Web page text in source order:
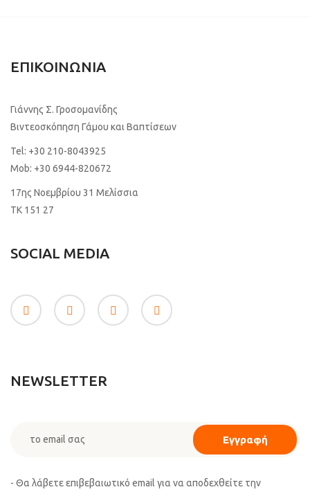
ΕΠΙΚΟΙΝΩΝΙΑ
Γιάννης Σ. Γροσομανίδης
Βιντεοσκόπηση Γάμου και Βαπτίσεων
Tel: +30 210-8043925
Mob: +30 6944-820672
17ης Νοεμβρίου 31 Μελίσσια
TK 151 27
SOCIAL MEDIA
NEWSLETTER
- Θα λάβετε επιβεβαιωτικό email για να αποδεχθείτε την